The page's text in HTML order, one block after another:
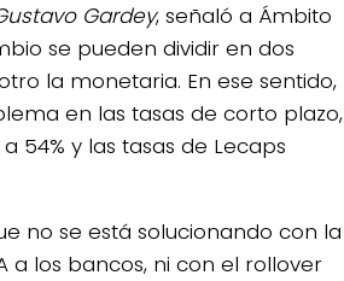
Gardey, señaló a Ámbito
se pueden dividir en dos
la monetaria. En ese sentido,
en las tasas de corto plazo,
54% y las tasas de Lecaps
no se está solucionando con la
a los bancos, ni con el rollover